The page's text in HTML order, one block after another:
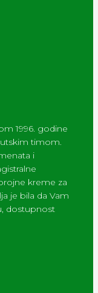
1996. godine
timom.
i
kreme za
je bila da Vam
dostupnost